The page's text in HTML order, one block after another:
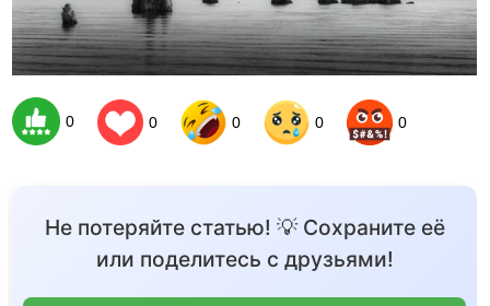
0 0 0 0 0
Не потеряйте статью! 💡 Сохраните её
или поделитесь с друзьями!